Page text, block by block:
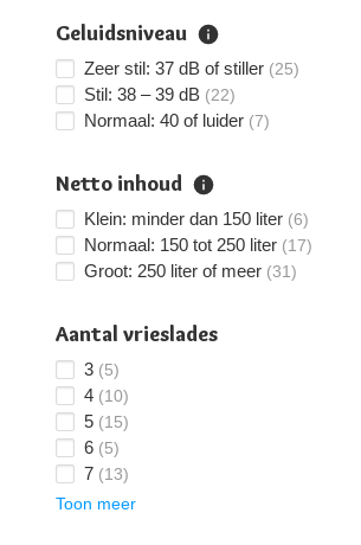
Geluidsniveau
Zeer stil: 37 dB of stiller (25)
Stil: 38 – 39 dB (22)
Normaal: 40 of luider (7)
Netto inhoud
Klein: minder dan 150 liter (6)
Normaal: 150 tot 250 liter (17)
Groot: 250 liter of meer (31)
Aantal vrieslades
3 (5)
4 (10)
5 (15)
6 (5)
7 (13)
Toon meer